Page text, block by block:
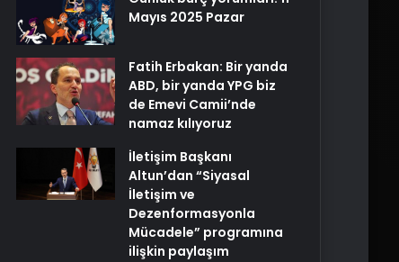
Mayıs 2025 Pazar
Fatih Erbakan: Bir yanda
ABD, bir yanda YPG biz
de Emevi Camii’nde
namaz kılıyoruz
İletişim Başkanı
Altun’dan “Siyasal
İletişim ve
Dezenformasyonla
Mücadele” programına
ilişkin paylaşım